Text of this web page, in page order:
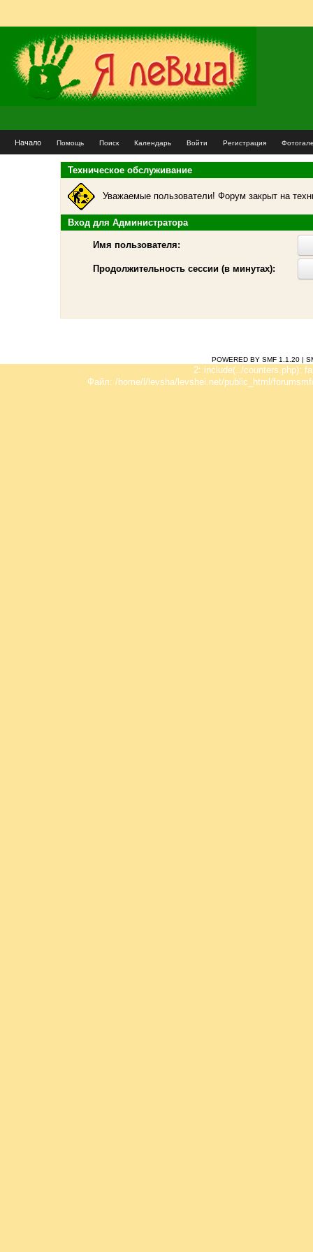
Начало Помощь Поиск Календарь Войти Регистрация
Техническое обслуживание
Уважаемые пользователи! Форум закрыт на
Вход для Администратора
Имя пользователя:
Продолжительность сессии (в минутах):
POWERED BY SMF 1.1.20 |
2: include(../counters.php):
Файл: /home/l/levsha/levshei.net/public_html/